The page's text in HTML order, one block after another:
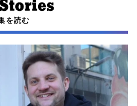
を読む